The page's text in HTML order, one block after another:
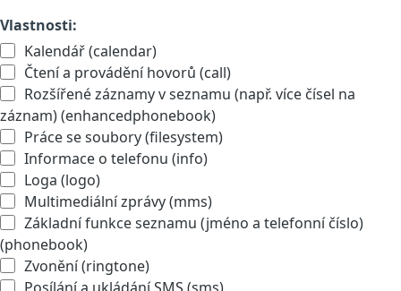
Vlastnosti:
Kalendář (calendar)
Čtení a provádění hovorů (call)
Rozšířené záznamy v seznamu (např. více čísel na
záznam) (enhancedphonebook)
Práce se soubory (filesystem)
Informace o telefonu (info)
Loga (logo)
Multimediální zprávy (mms)
Základní funkce seznamu (jméno a telefonní číslo)
(phonebook)
Zvonění (ringtone)